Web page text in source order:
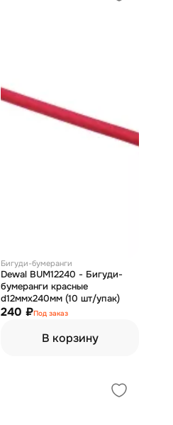
Бигуди-бумеранги
Dewal BUM12240 - Бигуди-
бумеранги красные
d12ммх240мм (10 шт/упак)
240 ₽Под заказ
В корзину